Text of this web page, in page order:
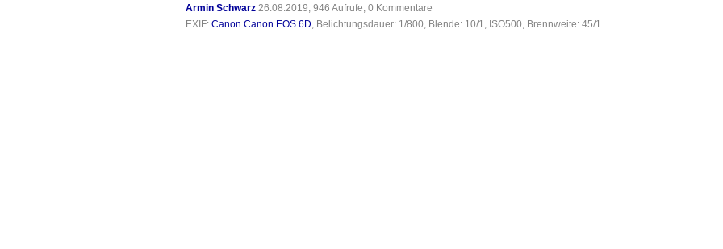
Armin Schwarz 26.08.2019, 946 Aufrufe, 0 Kommentare
EXIF: Canon Canon EOS 6D, Belichtungsdauer: 1/800, Blende: 10/1, ISO500, Brennweite: 45/1